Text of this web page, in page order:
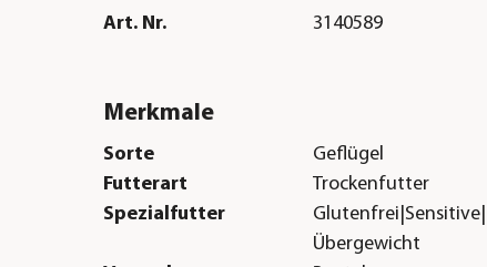
Art. Nr. 3140589
Merkmale
Sorte
Geflügel
Futterart
Trockenfutter
Spezialfutter
Glutenfrei|Sensitive|
Übergewicht